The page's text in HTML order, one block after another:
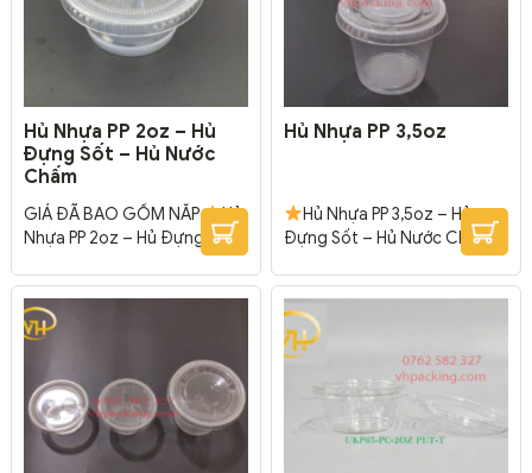
mm – Đáy: 30 mm...
Thước: Miệng: 80 mm –
Đáy: 45...
Hủ Nhựa PP 2oz – Hủ
Đựng Sốt – Hủ Nước
Chấm
GIÁ ĐÃ BAO GỒM NẮP
Hủ
Nhựa PP 2oz – Hủ Đựng Sốt
– Hủ Nước Chấm Hủ nhựa PP
2oz được sử dụng rộng rãi
trong kinh doanh ăn uống.
Hủ nhựa PP 2oz chuyên dùng
để đựng sốt, nước chấm, gia
vị đi kèm món ăn.
H.PP.2OZ.TTK
Kích Thước:
Miệng: 61 mm – ...
Hủ Nhựa PP 3,5oz
Hủ Nhựa PP 3,5oz – Hủ
Đựng Sốt – Hủ Nước Chấm
Hủ nhựa PP 3,5oz được sử
dụng rộng rãi trong kinh
doanh ăn uống. Hủ nhựa PP
2oz chuyên dùng để đựng
sốt, nước chấm, gia vị đi kèm
món ăn. H.PP.3.5OZ.TTK
Kích Thước: Miệng: 75 mm
– Đáy: 54 mm – Cao: 37 mm